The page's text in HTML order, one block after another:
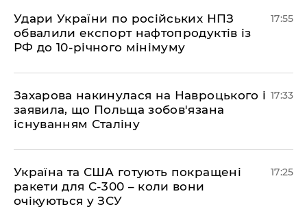
​Удари України по російських НПЗ
обвалили експорт нафтопродуктів із
РФ до 10-річного мінімуму
17:55
​Захарова накинулася на Навроцького і
заявила, що Польща зобов'язана
існуванням Сталіну
17:33
​Україна та США готують покращені
ракети для С-300 – коли вони
очікуються у ЗСУ
17:25